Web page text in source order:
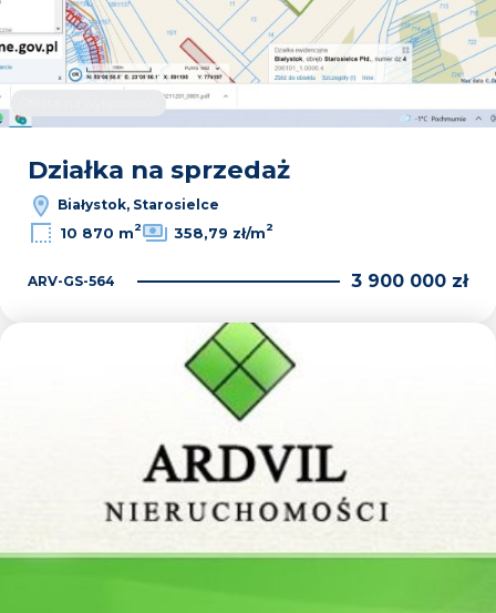
Działka na sprzedaż
Białystok, Starosielce
10 870 m2 358,79 zł/m2
ARV-GS-564 3 900 000 zł